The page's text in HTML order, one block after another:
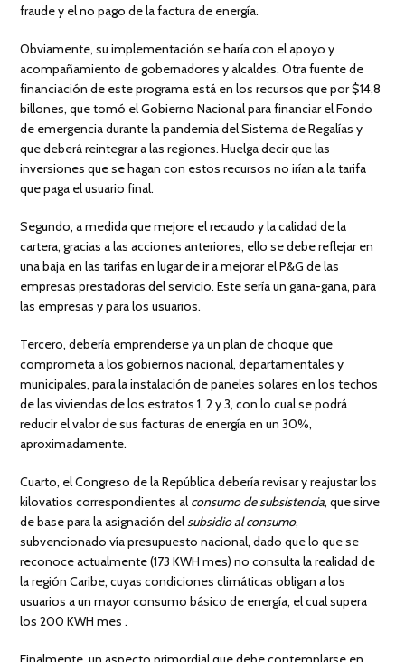
fraude y el no pago de la factura de energía.
Obviamente, su implementación se haría con el apoyo y
acompañamiento de gobernadores y alcaldes. Otra fuente de
financiación de este programa está en los recursos que por $14,8
billones, que tomó el Gobierno Nacional para financiar el Fondo
de emergencia durante la pandemia del Sistema de Regalías y
que deberá reintegrar a las regiones. Huelga decir que las
inversiones que se hagan con estos recursos no irían a la tarifa
que paga el usuario final.
Segundo, a medida que mejore el recaudo y la calidad de la
cartera, gracias a las acciones anteriores, ello se debe reflejar en
una baja en las tarifas en lugar de ir a mejorar el P&G de las
empresas prestadoras del servicio. Este sería un gana-gana, para
las empresas y para los usuarios.
Tercero, debería emprenderse ya un plan de choque que
comprometa a los gobiernos nacional, departamentales y
municipales, para la instalación de paneles solares en los techos
de las viviendas de los estratos 1, 2 y 3, con lo cual se podrá
reducir el valor de sus facturas de energía en un 30%,
aproximadamente.
Cuarto, el Congreso de la República debería revisar y reajustar los
kilovatios correspondientes al consumo de subsistencia, que sirve
de base para la asignación delsubsidio al consumo,
subvencionado vía presupuesto nacional, dado que lo que se
reconoce actualmente (173 KWH mes) no consulta la realidad de
la región Caribe, cuyas condiciones climáticas obligan a los
usuarios a un mayor consumo básico de energía, el cual supera
los 200 KWH mes .